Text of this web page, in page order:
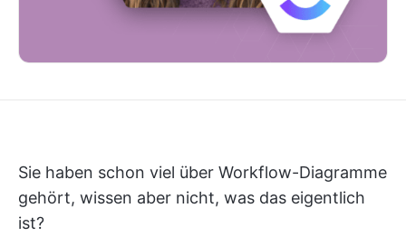
Sie haben schon viel über Workflow-Diagramme
gehört, wissen aber nicht, was das eigentlich
ist?